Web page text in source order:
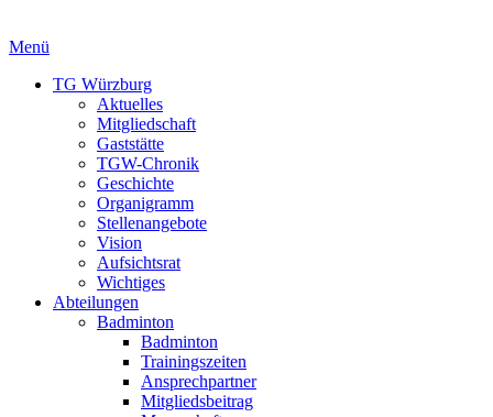
Menü
TG Würzburg
Aktuelles
Mitgliedschaft
Gaststätte
TGW-Chronik
Geschichte
Organigramm
Stellenangebote
Vision
Aufsichtsrat
Wichtiges
Abteilungen
Badminton
Badminton
Trainingszeiten
Ansprechpartner
Mitgliedsbeitrag